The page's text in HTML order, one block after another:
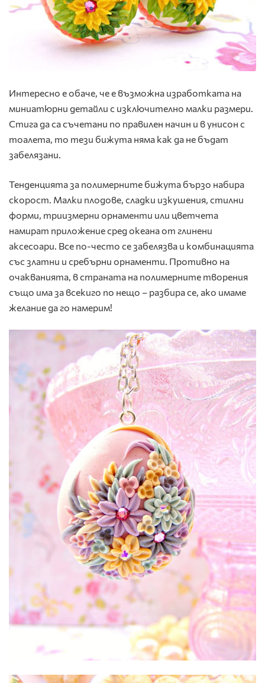
Интересно е обаче, че е възможна изработката на
миниатюрни детайли с изключително малки размери.
Стига да са съчетани по правилен начин и в унисон с
тоалета, то тези бижута няма как да не бъдат
забелязани.
Тенденцията за полимерните бижута бързо набира
скорост. Малки плодове, сладки изкушения, стилни
форми, триизмерни орнаменти или цветчета
намират приложение сред океана от глинени
аксесоари. Все по-често се забелязва и комбинацията
със златни и сребърни орнаменти. Противно на
очакванията, в страната на полимерните творения
също има за всекиго по нещо – разбира се, ако имаме
желание да го намерим!